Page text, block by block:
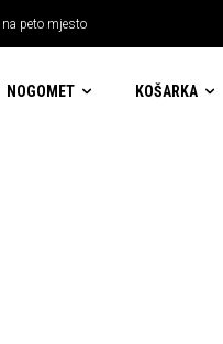
peto mjesto
NOGOMET KOŠARKA